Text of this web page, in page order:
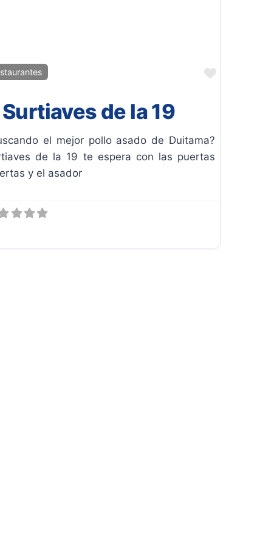
Surtiaves de la 19
el mejor pollo asado de Duitama?
de la 19 te espera con las puertas
y el asador